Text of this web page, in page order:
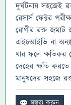
দূর্ঘটনায় সহজেই
রেসার্স ফেক্টর
রোগীর রক্ত জমাট
এইচআইভি বা
যার ফলে ক্ষতিকর
দেহের ক্ষতি
মানুষদের সহজে